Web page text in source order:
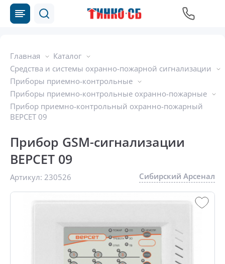
Главная
Каталог
Средства и системы охранно-пожарной сигнализации
Приборы приемно-контрольные
Приборы приемно-контрольные охранно-пожарные
Прибор приемно-контрольный охранно-пожарный
ВЕРСЕТ 09
Прибор GSM-сигнализации
ВЕРСЕТ 09
Артикул: 230526 Сибирский Арсенал